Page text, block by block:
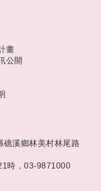
畫
公開
礁溪鄉林美村林尾路
時， 03-9871000